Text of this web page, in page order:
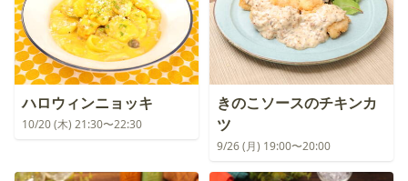
ハロウィンニョッキ
10/20 (木) 21:30〜22:30
きのこソースのチキンカ
ツ
9/26 (月) 19:00〜20:00